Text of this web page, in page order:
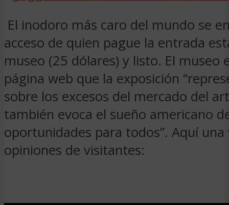
El inodoro más caro del mundo se
acceso de quien pague la entrada
museo (25 dólares) y listo. El museo
página web que la exposición
sobre los excesos del mercado del
también evoca el sueño americano
oportunidades para todos”. Aquí una
opiniones de visitantes: